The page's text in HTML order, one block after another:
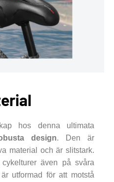
hos denna ultimata
design. Den är
material och är slitstark.
även på svåra
utformad för att motstå